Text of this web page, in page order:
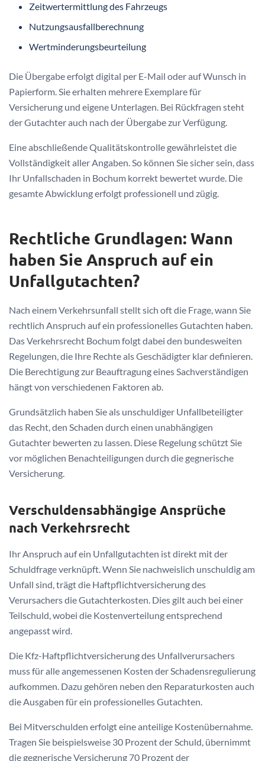
Zeitwertermittlung des Fahrzeugs
Nutzungsausfallberechnung
Wertminderungsbeurteilung
Die Übergabe erfolgt digital per E-Mail oder auf Wunsch in
Papierform. Sie erhalten mehrere Exemplare für
Versicherung und eigene Unterlagen. Bei Rückfragen steht
der Gutachter auch nach der Übergabe zur Verfügung.
Eine abschließende Qualitätskontrolle gewährleistet die
Vollständigkeit aller Angaben. So können Sie sicher sein, dass
Ihr Unfallschaden in Bochum korrekt bewertet wurde. Die
gesamte Abwicklung erfolgt professionell und zügig.
Rechtliche Grundlagen: Wann
haben Sie Anspruch auf ein
Unfallgutachten?
Nach einem Verkehrsunfall stellt sich oft die Frage, wann Sie
rechtlich Anspruch auf ein professionelles Gutachten haben.
Das Verkehrsrecht Bochum folgt dabei den bundesweiten
Regelungen, die Ihre Rechte als Geschädigter klar definieren.
Die Berechtigung zur Beauftragung eines Sachverständigen
hängt von verschiedenen Faktoren ab.
Grundsätzlich haben Sie als unschuldiger Unfallbeteiligter
das Recht, den Schaden durch einen unabhängigen
Gutachter bewerten zu lassen. Diese Regelung schützt Sie
vor möglichen Benachteiligungen durch die gegnerische
Versicherung.
Verschuldensabhängige Ansprüche
nach Verkehrsrecht
Ihr Anspruch auf ein Unfallgutachten ist direkt mit der
Schuldfrage verknüpft. Wenn Sie nachweislich unschuldig am
Unfall sind, trägt die Haftpflichtversicherung des
Verursachers die Gutachterkosten. Dies gilt auch bei einer
Teilschuld, wobei die Kostenverteilung entsprechend
angepasst wird.
Die Kfz-Haftpflichtversicherung des Unfallverursachers
muss für alle angemessenen Kosten der Schadensregulierung
aufkommen. Dazu gehören neben den Reparaturkosten auch
die Ausgaben für ein professionelles Gutachten.
Bei Mitverschulden erfolgt eine anteilige Kostenübernahme.
Tragen Sie beispielsweise 30 Prozent der Schuld, übernimmt
die gegnerische Versicherung 70 Prozent der